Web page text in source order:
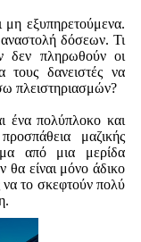
μη εξυπηρετούμενα.
δόσεων. Τι
δεν πληρωθούν οι
τους δανειστές να
πλειστηριασμών?
ένα πολύπλοκο και
μαζικής
από μια μερίδα
είναι μόνο άδικο
να το σκεφτούν πολύ